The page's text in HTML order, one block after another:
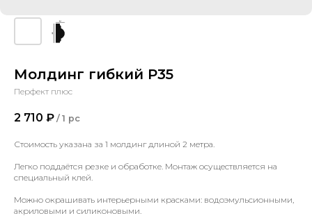
Молдинг гибкий P35
Перфект плюс
2 710 ₽ / 1 pc
Стоимость указана за 1 молдинг длиной 2 метра.
Легко поддаётся резке и обработке. Монтаж осуществляется на
специальный клей.
Можно окрашивать интерьерными красками: водоэмульсионными,
акриловыми и силиконовыми.